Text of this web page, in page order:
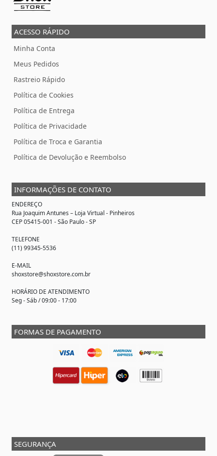
ACESSO RÁPIDO
Minha Conta
Meus Pedidos
Rastreio Rápido
Política de Cookies
Política de Entrega
Política de Privacidade
Política de Troca e Garantia
Política de Devolução e Reembolso
INFORMAÇÕES DE CONTATO
ENDEREÇO
Rua Joaquim Antunes – Loja Virtual - Pinheiros
CEP 05415-001 - São Paulo - SP
TELEFONE
(11) 99345-5536
E-MAIL
shoxstore@shoxstore.com.br
HORÁRIO DE ATENDIMENTO
Seg - Sáb / 09:00 - 17:00
FORMAS DE PAGAMENTO
SEGURANÇA